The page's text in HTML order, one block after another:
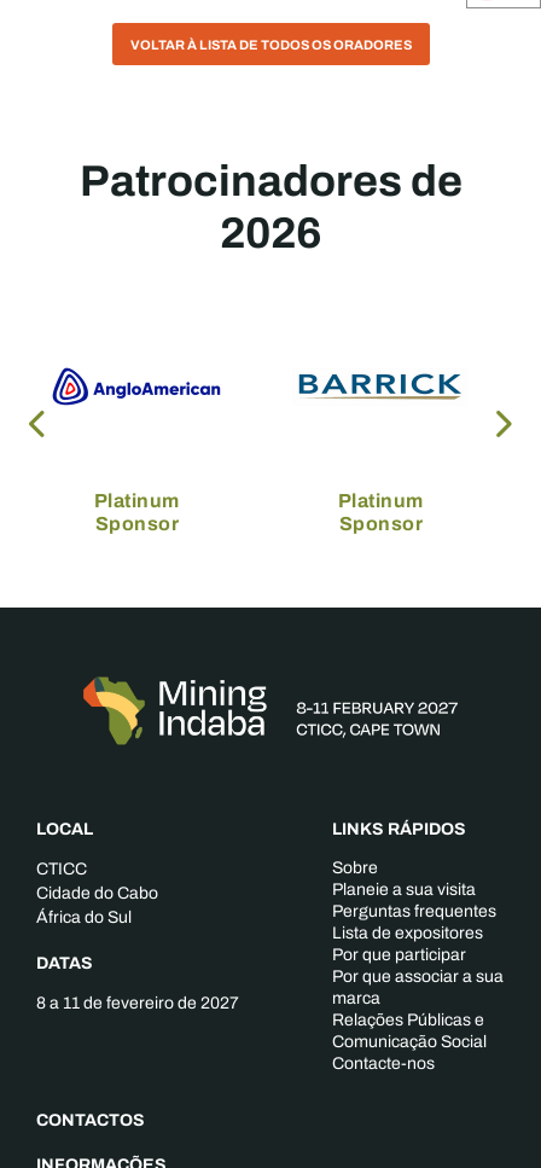
VOLTAR À LISTA DE TODOS OS ORADORES
Patrocinadores de
2026
Platinum
Sponsor
Platinum
Sponsor
LOCAL
CTICC
Cidade do Cabo
África do Sul
DATAS
8 a 11 de fevereiro de 2027
CONTACTOS
LINKS RÁPIDOS
Sobre
Planeie a sua visita
Perguntas frequentes
Lista de expositores
Por que participar
Por que associar a sua
marca
Relações Públicas e
Comunicação Social
Contacte-nos